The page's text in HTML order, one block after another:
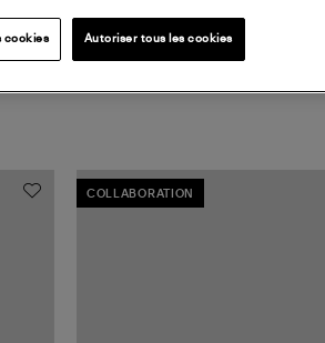
COLLABORATION
cookies Autoriser tous les cookies